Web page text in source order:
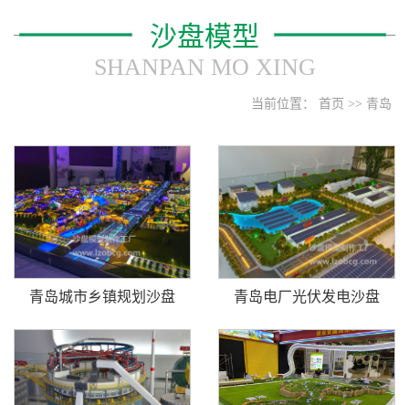
沙盘模型
SHANPAN MO XING
当前位置： 首页 >> 青岛
青岛城市乡镇规划沙盘 青岛电厂光伏发电沙盘